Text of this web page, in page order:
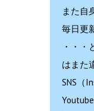
また自
毎日更
・・・
はまた
SNS（